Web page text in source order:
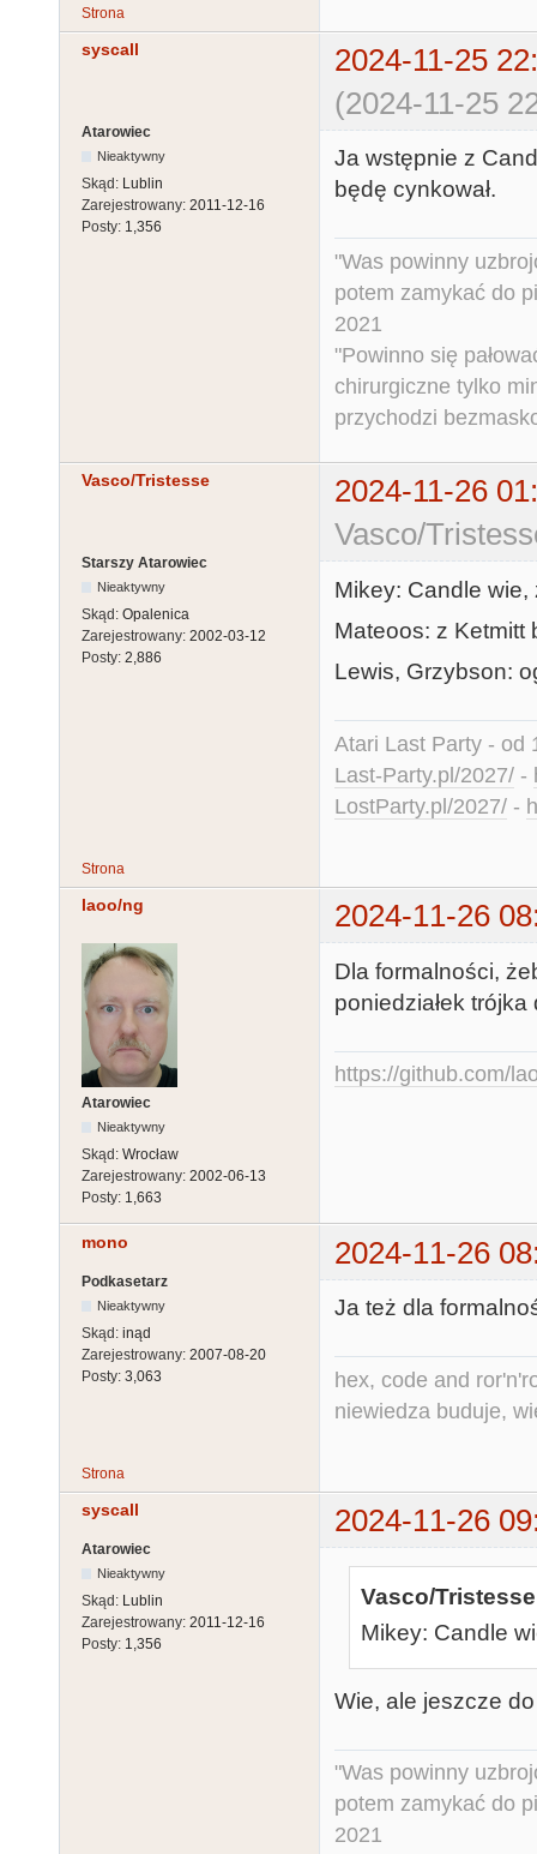
Strona
syscall
2024-11-25
(2024-11-25
Atarowiec
Nieaktywny
Skąd: Lublin
Zarejestrowany: 2011-12-16
Posty: 1,356
Ja wstępnie z
będę cynkował.
"Was powinny
potem zamykać do
2021
"Powinno się
chirurgiczne tylko
przychodzi
Vasco/Tristesse
2024-11-26
Vasco/
Starszy Atarowiec
Nieaktywny
Skąd: Opalenica
Zarejestrowany: 2002-03-12
Posty: 2,886
Mikey: Candle
Mateoos: z Ketmitt
Lewis, Grzybson:
Atari Last Party - od
Last-Party.pl/2027/ -
LostParty.pl/2027/ -
Strona
laoo/ng 2024-11-26
Atarowiec
Nieaktywny
Skąd: Wrocław
Zarejestrowany: 2002-06-13
Posty: 1,663
Dla formalności,
poniedziałek trójka
https://github.com/
mono 2024-11-26
Podkasetarz
Nieaktywny
Skąd: inąd
Zarejestrowany: 2007-08-20
Posty: 3,063
Ja też dla
hex, code and
niewiedza buduje,
Strona
syscall 2024-11-26
Atarowiec
Nieaktywny
Skąd: Lublin
Zarejestrowany: 2011-12-16
Posty: 1,356
Vasco/
Mikey: Candle
Wie, ale jeszcze
"Was powinny
potem zamykać do
2021